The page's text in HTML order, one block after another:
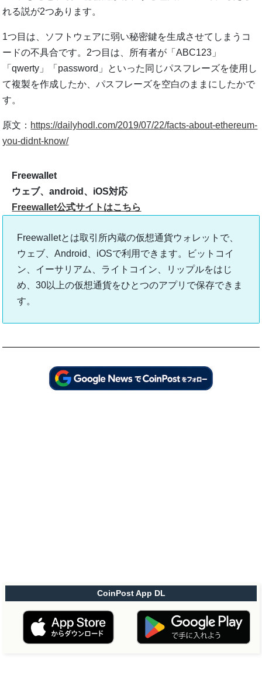
れる説が2つあります。
1つ目は、ソフトウェアに弱い秘密鍵を生成させてしまうコ
ードの不具合です。2つ目は、所有者が「ABC123」
「qwerty」「password」といった同じパスフレーズを使用し
て複製を作成したか、パスフレーズを空白のままにしたかで
す。
原文： https://dailyhodl.com/2019/07/22/facts-about-ethereum-
you-didnt-know/
Freewallet
ウェブ、android、iOS対応
Freewallet公式サイトはこちら
Freewalletとは取引所内蔵の仮想通貨ウォレットで、
ウェブ、Android、iOSで利用できます。ビットコイ
ン、イーサリアム、ライトコイン、リップルをはじ
め、30以上の仮想通貨をひとつのアプリで保存できま
す。
CoinPost App DL